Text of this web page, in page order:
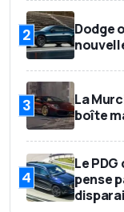
2
Dodge
3
La
boîte
4
Le
pense